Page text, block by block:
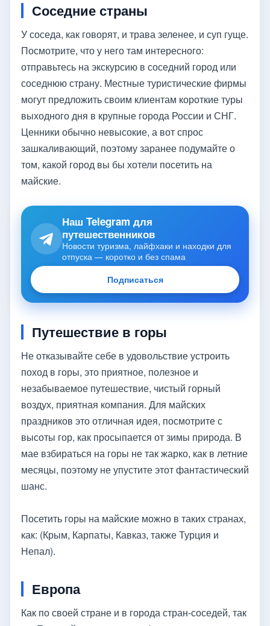
Соседние страны
У соседа, как говорят, и трава зеленее, и суп гуще.
Посмотрите, что у него там интересного:
отправьтесь на экскурсию в соседний город или
соседнюю страну. Местные туристические фирмы
могут предложить своим клиентам короткие туры
выходного дня в крупные города России и СНГ.
Ценники обычно невысокие, а вот спрос
зашкаливающий, поэтому заранее подумайте о
том, какой город вы бы хотели посетить на
майские.
Наш Telegram для
путешественников
Новости туризма, лайфхаки и находки для
отпуска — коротко и без спама
Подписаться
Путешествие в горы
Не отказывайте себе в удовольствие устроить
поход в горы, это приятное, полезное и
незабываемое путешествие, чистый горный
воздух, приятная компания. Для майских
праздников это отличная идея, посмотрите с
высоты гор, как просыпается от зимы природа. В
мае взбираться на горы не так жарко, как в летние
месяцы, поэтому не упустите этот фантастический
шанс.
Посетить горы на майские можно в таких странах,
как: (Крым, Карпаты, Кавказ, также Турция и
Непал).
Европа
Как по своей стране и в города стран-соседей, так